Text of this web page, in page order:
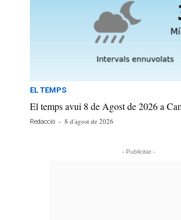
EL TEMPS
El temps avui 8 de Agost de 2026 a
Redacció - 8 d'agost de 2026
- Publicitat -